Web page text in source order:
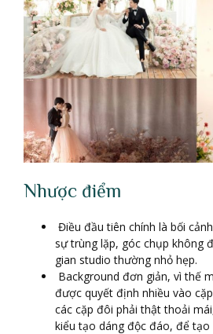
Nhược điểm
Điều đầu tiên chính là bối
sự trùng lặp, góc chụp không
gian studio thường nhỏ hẹp.
Background đơn giản, vì thế
được quyết định nhiều vào
các cặp đôi phải thật thoải
kiểu tạo dáng độc đáo, để tạo